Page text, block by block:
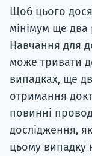
Щоб цього
мінімум ще два
Навчання для
може тривати
випадках, ще
отримання
повинні
дослідження,
цьому випадку